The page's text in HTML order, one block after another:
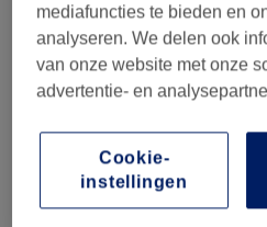
Juste Unique
47 reviews
94 sentier de la forge
mediafuncties te bieden en
analyseren. We delen ook
van onze website met onze
advertentie- en
Cookie-
instellingen